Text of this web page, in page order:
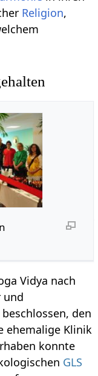
Religion,
Vidya nach
und
den
ehemalige Klinik
konnte
GLS